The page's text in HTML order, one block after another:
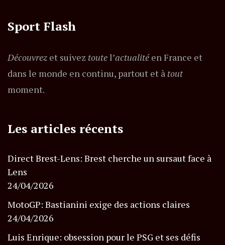
Sport Flash
Découvrez et suivez toutel’actualitéen France et
dans le monde en continu, partout et à tout
moment.
Les articles récents
Direct Brest-Lens: Brest cherche un sursaut face à
Lens
24/04/2026
MotoGP: Bastianini exige des actions claires
24/04/2026
Luis Enrique: obsession pour le PSG et ses défis